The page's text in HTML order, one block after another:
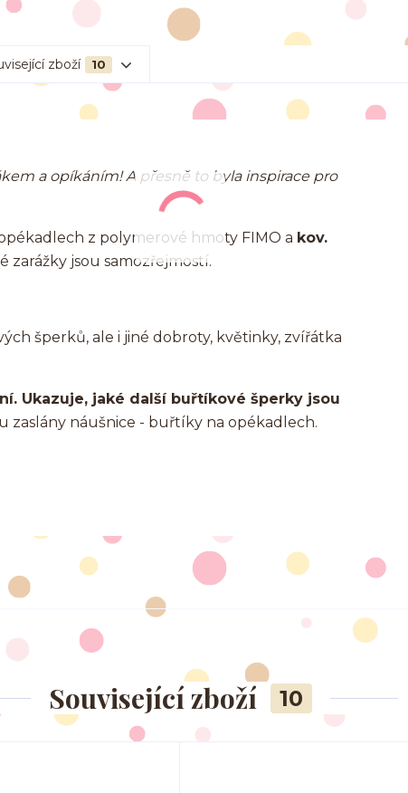
zboží 10
a opíkáním! A přesně to byla inspirace pro
z polymerové hmoty FIMO a kov.
zarážky jsou samozřejmostí.
šperků, ale i jiné dobroty, květinky, zvířátka
Ukazuje, jaké další buřtíkové šperky jsou
zaslány náušnice - buřtíky na opékadlech.
Související zboží 10